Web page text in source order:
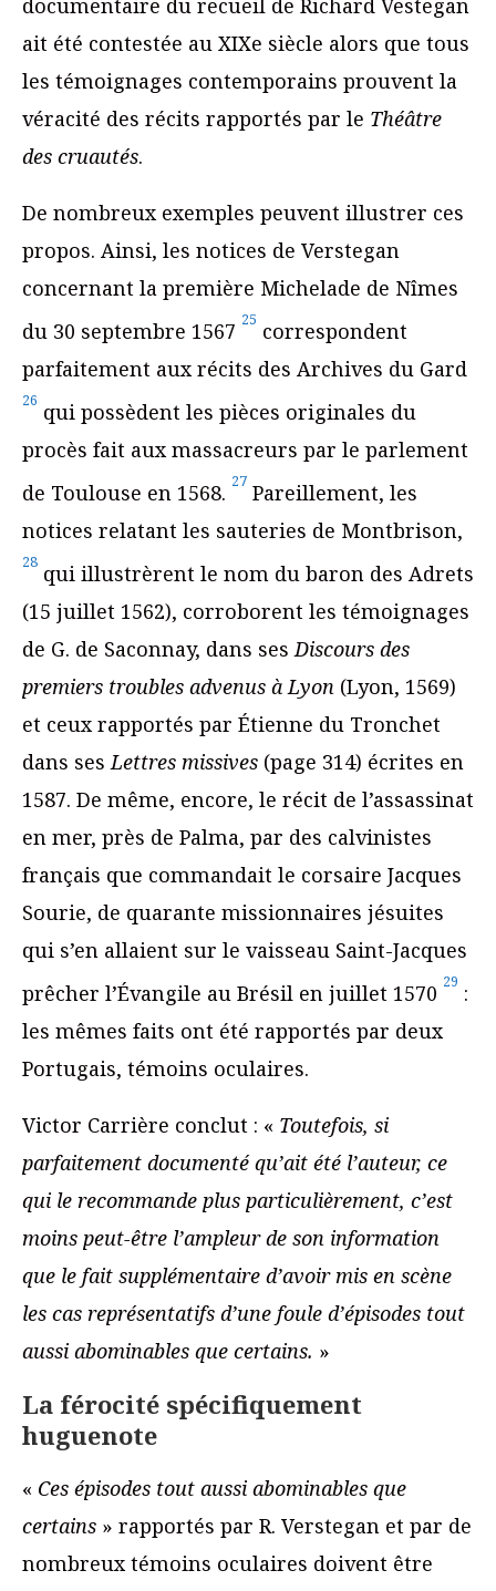
documentaire du recueil de Richard Vestegan
ait été contestée au XIXe siècle alors que tous
les témoignages contemporains prouvent la
véracité des récits rapportés par le Théâtre
des cruautés.
De nombreux exemples peuvent illustrer ces
propos. Ainsi, les notices de Verstegan
concernant la première Michelade de Nîmes
du 30 septembre 1567 25 correspondent
parfaitement aux récits des Archives du Gard
26 qui possèdent les pièces originales du
procès fait aux massacreurs par le parlement
de Toulouse en 1568. 27 Pareillement, les
notices relatant les sauteries de Montbrison,
28 qui illustrèrent le nom du baron des Adrets
(15 juillet 1562), corroborent les témoignages
de G. de Saconnay, dans sesDiscours des
premiers troubles advenus à Lyon (Lyon, 1569)
et ceux rapportés par Étienne du Tronchet
dans sesLettres missives (page 314) écrites en
1587. De même, encore, le récit de l’assassinat
en mer, près de Palma, par des calvinistes
français que commandait le corsaire Jacques
Sourie, de quarante missionnaires jésuites
qui s’en allaient sur le vaisseau Saint-Jacques
prêcher l’Évangile au Brésil en juillet 1570 29 :
les mêmes faits ont été rapportés par deux
Portugais, témoins oculaires.
Victor Carrière conclut : « Toutefois, si
parfaitement documenté qu’ait été l’auteur, ce
qui le recommande plus particulièrement, c’est
moins peut-être l’ampleur de son information
que le fait supplémentaire d’avoir mis en scène
les cas représentatifs d’une foule d’épisodes tout
aussi abominables que certains. »
La férocité spécifiquement
huguenote
« Ces épisodes tout aussi abominables que
certains » rapportés par R. Verstegan et par de
nombreux témoins oculaires doivent être